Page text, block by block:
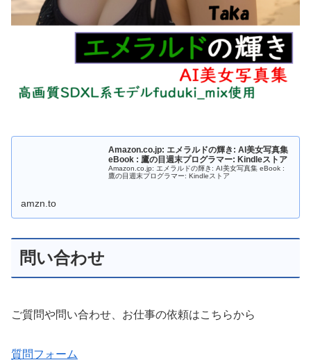
Amazon.co.jp: エメラルドの輝き: AI美女写真集
eBook : 鷹の目週末プログラマー: Kindleストア
Amazon.co.jp: エメラルドの輝き: AI美女写真集 eBook :
鷹の目週末プログラマー: Kindleストア
amzn.to
問い合わせ
ご質問や問い合わせ、お仕事の依頼はこちらから
質問フォーム